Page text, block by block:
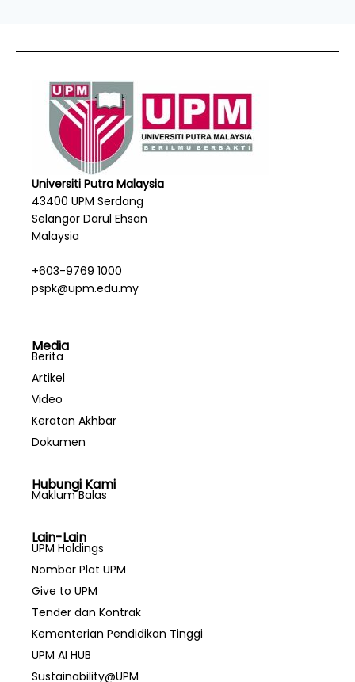
Universiti Putra Malaysia
43400 UPM Serdang
Selangor Darul Ehsan
Malaysia
+603-9769 1000
pspk@upm.edu.my
Media
Berita
Artikel
Video
Keratan Akhbar
Dokumen
Hubungi Kami
Maklum Balas
Lain-Lain
UPM Holdings
Nombor Plat UPM
Give to UPM
Tender dan Kontrak
Kementerian Pendidikan Tinggi
UPM AI HUB
Sustainability@UPM